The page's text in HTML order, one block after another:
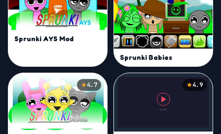
Sprunki AYS Mod
Sprunki Babies
4.7 4.9